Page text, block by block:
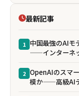
最新記事
1 中国最強のAIモ
——インターネ
2 OpenAIのスマ
模か——高級AI